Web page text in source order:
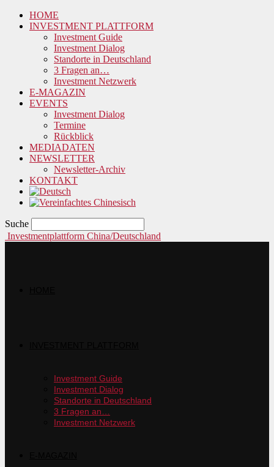
HOME
INVESTMENT PLATTFORM
Investment Guide
Investment Dialog
Standorte in Deutschland
3 Fragen an…
Investment Netzwerk
E-MAGAZIN
EVENTS
Investment Dialog
Termine
Rückblick
MEDIADATEN
NEWSLETTER
Newsletter-Archiv
KONTAKT
Suche
Investmentplattform China/Deutschland
Investment Guide
Investment Dialog
Standorte in Deutschland
3 Fragen an…
Investment Netzwerk